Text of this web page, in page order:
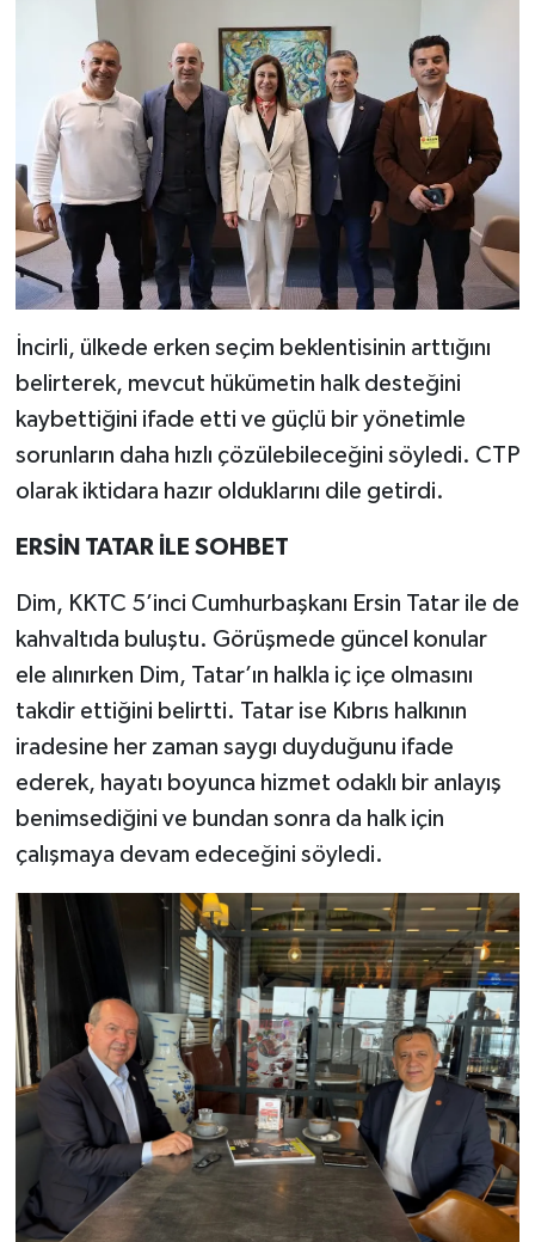
İncirli, ülkede erken seçim beklentisinin arttığını
belirterek, mevcut hükümetin halk desteğini
kaybettiğini ifade etti ve güçlü bir yönetimle
sorunların daha hızlı çözülebileceğini söyledi. CTP
olarak iktidara hazır olduklarını dile getirdi.
ERSİN TATAR İLE SOHBET
Dim, KKTC 5’inci Cumhurbaşkanı Ersin Tatar ile de
kahvaltıda buluştu. Görüşmede güncel konular
ele alınırken Dim, Tatar’ın halkla iç içe olmasını
takdir ettiğini belirtti. Tatar ise Kıbrıs halkının
iradesine her zaman saygı duyduğunu ifade
ederek, hayatı boyunca hizmet odaklı bir anlayış
benimsediğini ve bundan sonra da halk için
çalışmaya devam edeceğini söyledi.